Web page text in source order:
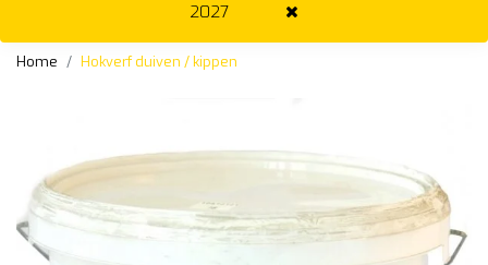
2027
Home Hokverf duiven / kippen